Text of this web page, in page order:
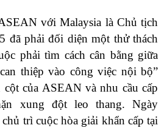
với Malaysia là Chủ tịch
đã phải đối diện một thử thách
phải tìm cách cân bằng giữa
thiệp vào công việc nội bộ”
của ASEAN và nhu cầu cấp
xung đột leo thang. Ngày
trì cuộc hòa giải khẩn cấp tại